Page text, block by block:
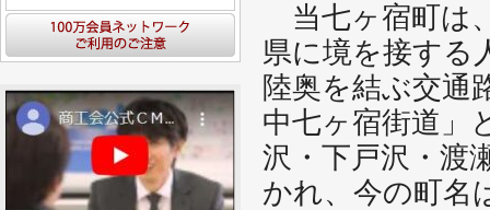
当七ヶ宿町は
県に境を接する
陸奥を結ぶ交通
中七ヶ宿街道」
沢・下戸沢・渡
かれ、今の町名